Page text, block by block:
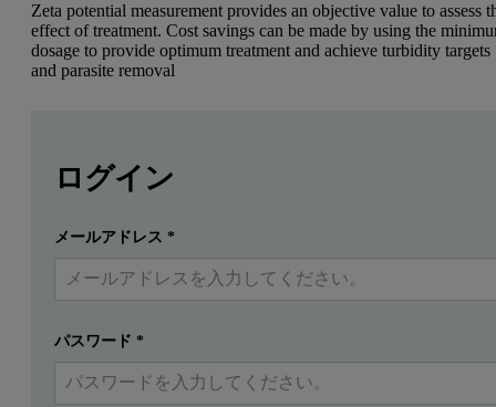
Zeta potential measurement provides an objective value to assess
effect of treatment. Cost savings can be made by using the
dosage to provide optimum treatment and achieve turbidity targets
and parasite removal
One of the requirements for removing or inactivating these
In addition, zeta potential measurements can be used to
Plots of zeta potential vs. coagulant dosage are used to
提出する すでにアカウントを持っています
ログイン
メールアドレス *
パスワード *